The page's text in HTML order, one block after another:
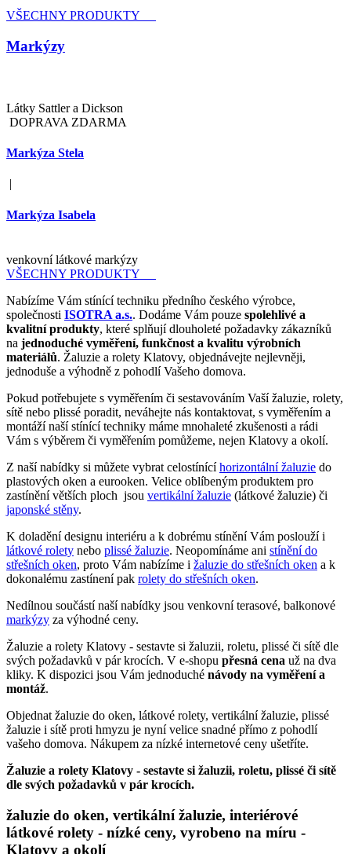
VŠECHNY PRODUKTY
Markýzy
Látky Sattler a Dickson
DOPRAVA ZDARMA
Markýza Stela
|
Markýza Isabela
venkovní látkové markýzy
VŠECHNY PRODUKTY
Nabízíme Vám stínící techniku předního českého výrobce,
společnosti ISOTRA a.s.. Dodáme Vám pouze spolehlivé a
kvalitní produkty, které splňují dlouholeté požadavky zákazníků
na jednoduché vyměření, funkčnost a kvalitu výrobních
materiálů. Žaluzie a rolety Klatovy, objednávejte nejlevněji,
jednoduše a výhodně z pohodlí Vašeho domova.
Pokud potřebujete s vyměřením či sestavováním Vaší žaluzie, rolety,
sítě nebo plissé poradit, neváhejte nás kontaktovat, s vyměřením a
montáží naší stínící techniky máme mnohaleté zkušenosti a rádi
Vám s výběrem či vyměřením pomůžeme, nejen Klatovy a okolí.
Z naší nabídky si můžete vybrat celostínícíhorizontální žaluzie do
plastových oken a eurooken. Velice oblíbeným produktem pro
zastínění větších ploch jsou vertikální žaluzie (látkové žaluzie) či
japonské stěny.
K doladění designu interiéru a k dobrému stínění Vám poslouží i
látkové rolety nebo plissé žaluzie. Neopomínáme ani stínění do
střešních oken, proto Vám nabízíme i žaluzie do střešních oken a k
dokonalému zastínení pak rolety do střešních oken.
Nedílnou součástí naší nabídky jsou venkovní terasové, balkonové
markýzy za výhodné ceny.
Žaluzie a rolety Klatovy - sestavte si žaluzii, roletu, plissé či sítě dle
svých požadavků v pár krocích. V e-shopu přesná cena už na dva
kliky. K dispozici jsou Vám jednoduché návody na vyměření a
montáž.
Objednat žaluzie do oken, látkové rolety, vertikální žaluzie, plissé
žaluzie i sítě proti hmyzu je nyní velice snadné přímo z pohodlí
vašeho domova. Nákupem za nízké internetové ceny ušetříte.
Žaluzie a rolety Klatovy - sestavte si žaluzii, roletu, plissé či sítě
dle svých požadavků v pár krocích.
žaluzie do oken, vertikální žaluzie, interiérové
látkové rolety - nízké ceny, vyrobeno na míru -
Klatovy a okolí